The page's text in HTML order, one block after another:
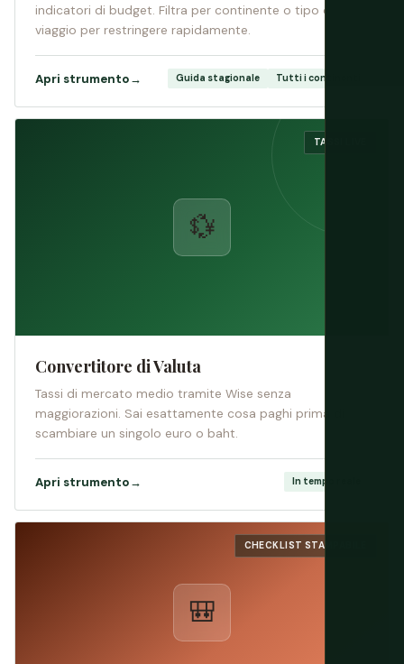
indicatori di budget. Filtra per continente o tipo di
viaggio per restringere rapidamente.
Apri strumento→ Guida stagionale Tutti i continenti
💱
TASSI LIVE
Convertitore di Valuta
Tassi di mercato medio tramite Wise senza
maggiorazioni. Sai esattamente cosa paghi prima di
scambiare un singolo euro o baht.
Apri strumento→ In tempo reale
🎒
CHECKLIST STAMPABILE